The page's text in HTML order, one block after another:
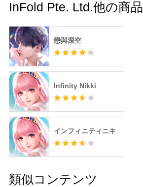
InFold Pte. Ltd.他の商品
戀與深空
Infinity Nikki
インフィニティニキ
類似コンテンツ